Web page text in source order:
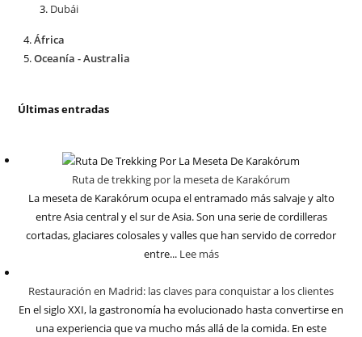
Dubái
África
Oceanía - Australia
Últimas entradas
Ruta de trekking por la meseta de Karakórum
La meseta de Karakórum ocupa el entramado más salvaje y alto
entre Asia central y el sur de Asia. Son una serie de cordilleras
cortadas, glaciares colosales y valles que han servido de corredor
entre... Lee más
Restauración en Madrid: las claves para conquistar a los clientes
En el siglo XXI, la gastronomía ha evolucionado hasta convertirse en
una experiencia que va mucho más allá de la comida. En este